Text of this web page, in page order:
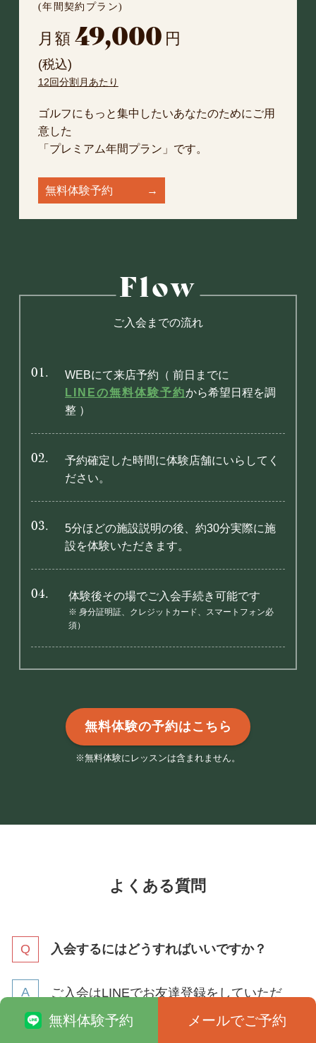
無料体験予約 メールでご予約
(年間契約プラン)
月額 49,000 円
(税込)
12回分割月あたり
ゴルフにもっと集中したいあなたのためにご用
意した
「プレミアム年間プラン」です。
無料体験予約 →
Flow
ご入会までの流れ
01.
WEBにて来店予約（ 前日までに
LINEの無料体験予約から希望日程を調
整 ）
02.
予約確定した時間に体験店舗にいらしてく
ださい。
03.
5分ほどの施設説明の後、約30分実際に施
設を体験いただきます。
04. 体験後その場でご入会手続き可能です
※ 身分証明証、クレジットカード、スマートフォン必
須）
無料体験の予約はこちら
※無料体験にレッスンは含まれません。
よくある質問
入会するにはどうすればいいですか？
ご入会はLINEでお友達登録をしていただ
き、初回体験の予約をしていただきま
す。